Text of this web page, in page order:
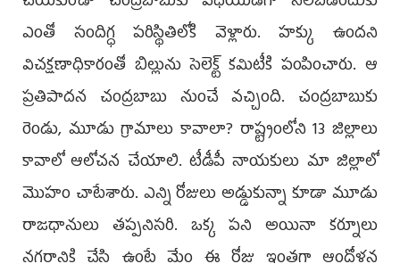
ఎంతో సందిగ్ధ పరిస్థితిలోకి వెళ్లారు. హక్కు ఉందని
విచక్షణాధికారంతో బిల్లును సెలెక్ట్‌ కమిటీకి పంపించారు. ఆ
ప్రతిపాదన చంద్రబాబు నుంచే వచ్చింది. చంద్రబాబుకు
రెండు, మూడు గ్రామాలు కావాలా? రాష్ట్రంలోని 13 జిల్లాలు
కావాలో ఆలోచన చేయాలి. టీడీపీ నాయకులు మా జిల్లాలో
మొహం చాటేశారు. ఎన్ని రోజులు అడ్డుకున్నా కూడా మూడు
రాజధానులు తప్పనిసరి. ఒక్క పని అయినా కర్నూలు
నగరానికి చేసి ఉంటే మేం ఈ రోజు ఇంతగా ఆందోళన